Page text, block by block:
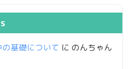
基礎について に のんちゃん